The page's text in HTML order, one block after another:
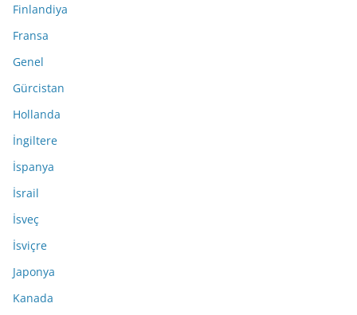
Finlandiya
Fransa
Genel
Gürcistan
Hollanda
İngiltere
İspanya
İsrail
İsveç
İsviçre
Japonya
Kanada